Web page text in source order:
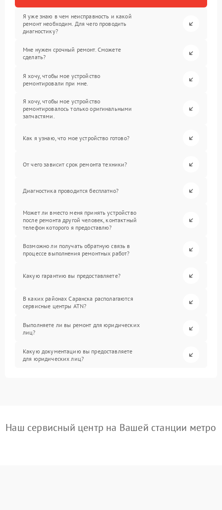
Я уже знаю в чем неисправность и какой
ремонт необходим. Для чего проводить
диагностику?
Мне нужен срочный ремонт. Сможете
сделать?
Я хочу, чтобы мое устройство
ремонтировали при мне.
Я хочу, чтобы мое устройство
ремонтировалось только оригинальными
запчастями.
Как я узнаю, что мое устройство готово?
От чего зависит срок ремонта техники?
Диагностика проводится бесплатно?
Может ли вместо меня принять устройство
после ремонта другой человек, контактный
телефон которого я предоставлю?
Возможно ли получать обратную связь в
процессе выполнения ремонтных работ?
Какую гарантию вы предоставляете?
В каких районах Саранска располагаются
сервисные центры ATN?
Выполняете ли вы ремонт для юридических
лиц?
Какую документацию вы предоставляете
для юридических лиц?
Наш сервисный центр на Вашей станции метро